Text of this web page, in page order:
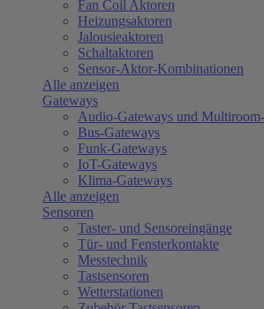
Fan Coil Aktoren
Heizungsaktoren
Jalousieaktoren
Schaltaktoren
Sensor-Aktor-Kombinationen
Alle anzeigen
Gateways
Audio-Gateways und
Bus-Gateways
Funk-Gateways
IoT-Gateways
Klima-Gateways
Alle anzeigen
Sensoren
Taster- und Sensoreingänge
Tür- und Fensterkontakte
Messtechnik
Tastsensoren
Wetterstationen